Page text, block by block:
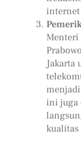
internet
Menteri
Jakarta
ini juga
kualitas